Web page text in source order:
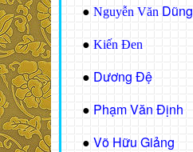
● Nguyễn Văn Dũng
● Kiến Đen
● Dương Đệ
● Phạm Văn Định
● Võ Hữu Giảng